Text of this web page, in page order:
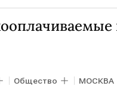
РСТ
Общество МОСКВА